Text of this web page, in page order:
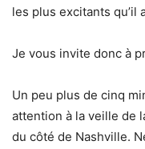
les plus excitants qu’il
Je vous invite donc à
Un peu plus de cinq
attention à la veille de
du côté de Nashville.